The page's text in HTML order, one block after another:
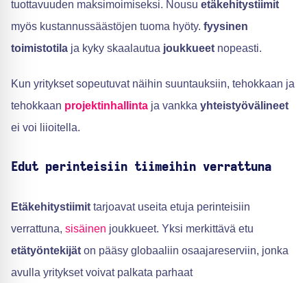
tuottavuuden maksimoimiseksi. Nousu etäkehitystiimit
myös kustannussäästöjen tuoma hyöty. fyysinen
toimistotila ja kyky skaalautua joukkueet nopeasti.
Kun yritykset sopeutuvat näihin suuntauksiin, tehokkaan ja
tehokkaan projektinhallinta ja vankka yhteistyövälineet
ei voi liioitella.
Edut perinteisiin tiimeihin verrattuna
Etäkehitystiimit tarjoavat useita etuja perinteisiin
verrattuna, sisäinen joukkueet. Yksi merkittävä etu
etätyöntekijät on pääsy globaaliin osaajareserviin, jonka
avulla yritykset voivat palkata parhaat